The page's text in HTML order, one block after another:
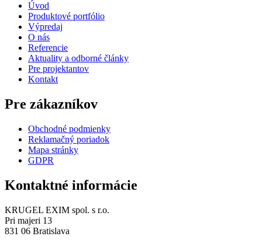
Úvod
Produktové portfólio
Výpredaj
O nás
Referencie
Aktuality a odborné články
Pre projektantov
Kontakt
Pre zákazníkov
Obchodné podmienky
Reklamačný poriadok
Mapa stránky
GDPR
Kontaktné informácie
KRUGEL EXIM spol. s r.o.
Pri majeri 13
831 06 Bratislava